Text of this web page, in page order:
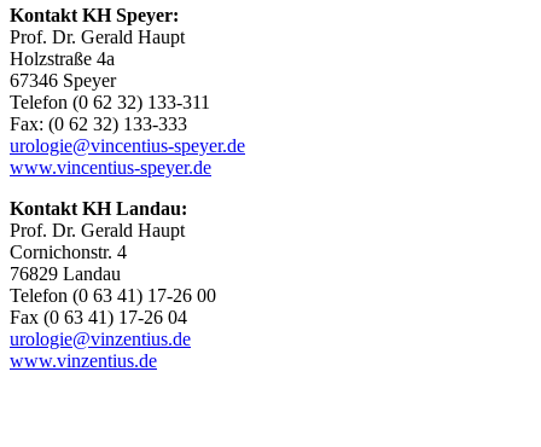
Kontakt KH Speyer:
Prof. Dr. Gerald Haupt
Holzstraße 4a
67346 Speyer
Telefon (0 62 32) 133-311
Fax: (0 62 32) 133-333
urologie@vincentius-speyer.de
www.vincentius-speyer.de
Kontakt KH Landau:
Prof. Dr. Gerald Haupt
Cornichonstr. 4
76829 Landau
Telefon (0 63 41) 17-26 00
Fax (0 63 41) 17-26 04
urologie@vinzentius.de
www.vinzentius.de